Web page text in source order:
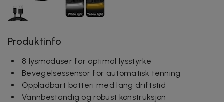
Produktinfo
8 lysmoduser for optimal lysstyrke
Bevegelsessensor for automatisk tenning
Oppladbart batteri med lang driftstid
Vannbestandig og robust konstruksjon